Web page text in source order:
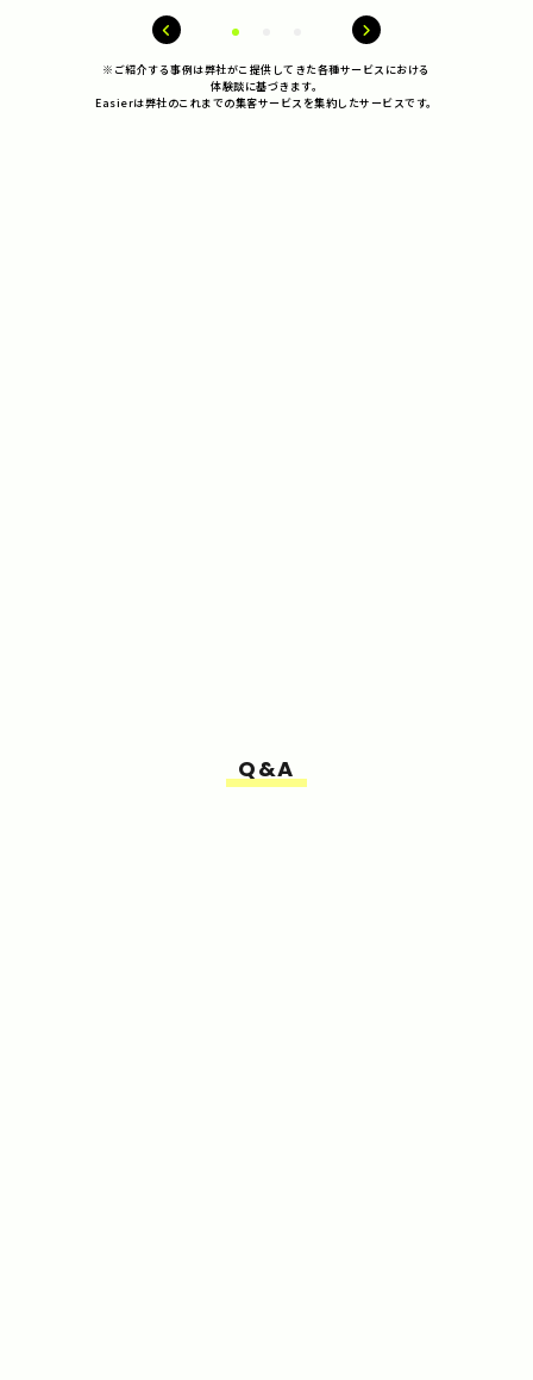
※ご紹介する事例は弊社がこ提供してきた各種サービスにおける
体験談に基づきます。
Easierは弊社のこれまでの集客サービスを集約したサービスです。
Q&A